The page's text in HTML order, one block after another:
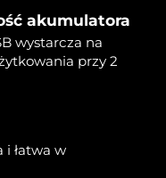
akumulatora
wystarcza na
przy 2
i łatwa w